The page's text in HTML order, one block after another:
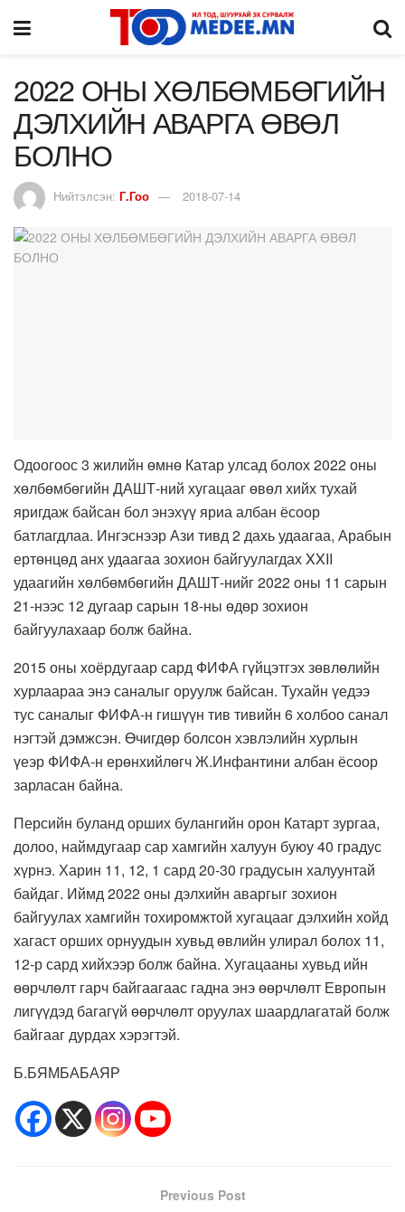
2022 ОНЫ ХӨЛБӨМБӨГИЙН
ДЭЛХИЙН АВАРГА ӨВӨЛ
БОЛНО
Нийтэлсэн: Г.Гоо 2018-07-14
Одоогоос 3 жилийн өмнө Катар улсад болох 2022 оны
хөлбөмбөгийн ДАШТ-ний хугацааг өвөл хийх тухай
яригдаж байсан бол энэхүү яриа албан ёсоор
батлагдлаа. Ингэснээр Ази тивд 2 дахь удаагаа, Арабын
ертөнцөд анх удаагаа зохион байгуулагдах XXII
удаагийн хөлбөмбөгийн ДАШТ-нийг 2022 оны 11 сарын
21-нээс 12 дугаар сарын 18-ны өдөр зохион
байгуулахаар болж байна.
2015 оны хоёрдугаар сард ФИФА гүйцэтгэх зөвлөлийн
хурлаараа энэ саналыг оруулж байсан. Тухайн үедээ
тус саналыг ФИФА-н гишүүн тив тивийн 6 холбоо санал
нэгтэй дэмжсэн. Өчигдөр болсон хэвлэлийн хурлын
үеэр ФИФА-н ерөнхийлөгч Ж.Инфантини албан ёсоор
зарласан байна.
Персийн буланд орших булангийн орон Катарт зургаа,
долоо, наймдугаар сар хамгийн халуун буюу 40 градус
хүрнэ. Харин 11, 12, 1 сард 20-30 градусын халуунтай
байдаг. Иймд 2022 оны дэлхийн аваргыг зохион
байгуулах хамгийн тохиромжтой хугацааг дэлхийн хойд
хагаст орших орнуудын хувьд өвлийн улирал болох 11,
12-р сард хийхээр болж байна. Хугацааны хувьд ийн
өөрчлөлт гарч байгаагаас гадна энэ өөрчлөлт Европын
лигүүдэд багагүй өөрчлөлт оруулах шаардлагатай болж
байгааг дурдах хэрэгтэй.
Б.БЯМБАБАЯР
Previous Post